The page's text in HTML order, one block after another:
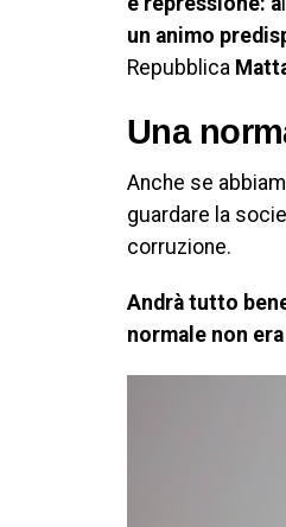
un animo
Repubblica
Una
Anche se
guardare la
corruzione.
Andrà tutto
normale non